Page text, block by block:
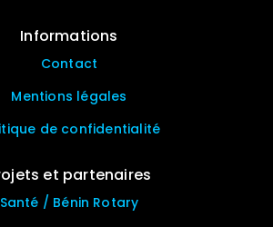
Informations
Contact
Mentions légales
de confidentialité
et partenaires
Santé / Bénin Rotary